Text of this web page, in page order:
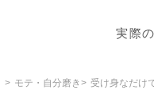
実際
モテ・自分磨き 受け身なだけ